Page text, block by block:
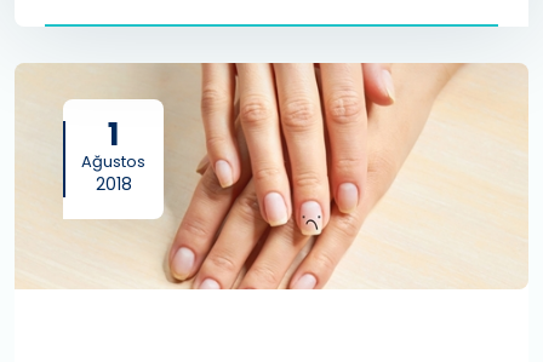
1
Ağustos
2018